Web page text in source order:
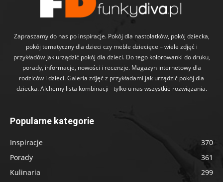
Zapraszamy do nas po inspiracje. Pokój dla nastolatków, pokój dziecka,
pokój tematyczny dla dzieci czy meble dziecięce – wiele zdjęć i
przykładów jak urządzić pokój dla dzieci. Do tego kolorowanki do druku,
porady, informacje, nowości i recenzje. Magazyn internetowy dla
rodziców i dzieci. Galeria zdjęć z przykładami jak urządzić pokój dla
dziecka. Alchemy lista kombinacji - tylko u nas wszystkie rozwiązania.
Popularne kategorie
Inspiracje
370
Porady
361
Kulinaria
299